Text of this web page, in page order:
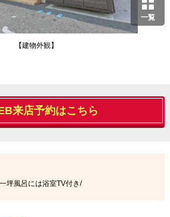
一覧
【建物外観】
来店予約はこちら
坪風呂には浴室TV付き/